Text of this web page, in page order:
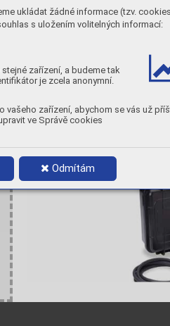
ukládat žádné informace (tzv.
s uložením volitelných informací:
zařízení, a budeme tak
je zcela anonymní.
vašeho zařízení, abychom se vás už
ve Správě cookies
Odmítám